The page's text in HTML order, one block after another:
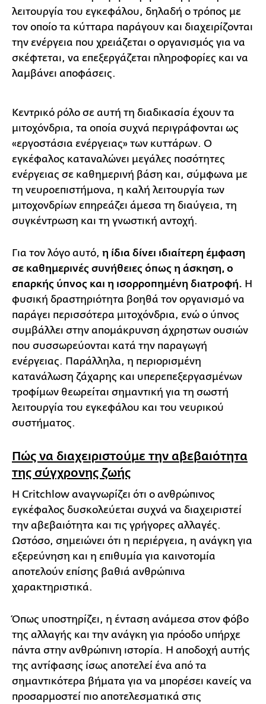
λειτουργία του εγκεφάλου, δηλαδή ο τρόπος με
τον οποίο τα κύτταρα παράγουν και διαχειρίζονται
την ενέργεια που χρειάζεται ο οργανισμός για να
σκέφτεται, να επεξεργάζεται πληροφορίες και να
λαμβάνει αποφάσεις.
Κεντρικό ρόλο σε αυτή τη διαδικασία έχουν τα
μιτοχόνδρια, τα οποία συχνά περιγράφονται ως
«εργοστάσια ενέργειας» των κυττάρων. Ο
εγκέφαλος καταναλώνει μεγάλες ποσότητες
ενέργειας σε καθημερινή βάση και, σύμφωνα με
τη νευροεπιστήμονα, η καλή λειτουργία των
μιτοχονδρίων επηρεάζει άμεσα τη διαύγεια, τη
συγκέντρωση και τη γνωστική αντοχή.
Για τον λόγο αυτό, η ίδια δίνει ιδιαίτερη έμφαση
σε καθημερινές συνήθειες όπως η άσκηση, ο
επαρκής ύπνος και η ισορροπημένη διατροφή. Η
φυσική δραστηριότητα βοηθά τον οργανισμό να
παράγει περισσότερα μιτοχόνδρια, ενώ ο ύπνος
συμβάλλει στην απομάκρυνση άχρηστων ουσιών
που συσσωρεύονται κατά την παραγωγή
ενέργειας. Παράλληλα, η περιορισμένη
κατανάλωση ζάχαρης και υπερεπεξεργασμένων
τροφίμων θεωρείται σημαντική για τη σωστή
λειτουργία του εγκεφάλου και του νευρικού
συστήματος.
Πώς να διαχειριστούμε την αβεβαιότητα
της σύγχρονης ζωής
Η Critchlow αναγνωρίζει ότι ο ανθρώπινος
εγκέφαλος δυσκολεύεται συχνά να διαχειριστεί
την αβεβαιότητα και τις γρήγορες αλλαγές.
Ωστόσο, σημειώνει ότι η περιέργεια, η ανάγκη για
εξερεύνηση και η επιθυμία για καινοτομία
αποτελούν επίσης βαθιά ανθρώπινα
χαρακτηριστικά.
Όπως υποστηρίζει, η ένταση ανάμεσα στον φόβο
της αλλαγής και την ανάγκη για πρόοδο υπήρχε
πάντα στην ανθρώπινη ιστορία. Η αποδοχή αυτής
της αντίφασης ίσως αποτελεί ένα από τα
σημαντικότερα βήματα για να μπορέσει κανείς να
προσαρμοστεί πιο αποτελεσματικά στις